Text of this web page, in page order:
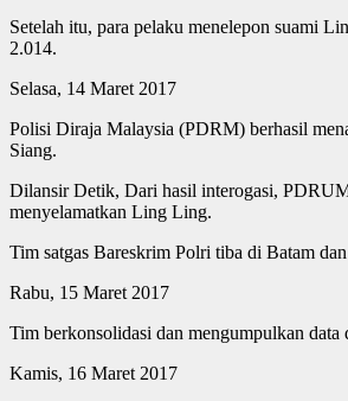
Setelah itu, para pelaku menelepon suami
2.014.
Selasa, 14 Maret 2017
Polisi Diraja Malaysia (PDRM) berhasil
Siang.
Dilansir Detik, Dari hasil interogasi,
menyelamatkan Ling Ling.
Tim satgas Bareskrim Polri tiba di Batam
Rabu, 15 Maret 2017
Tim berkonsolidasi dan mengumpulkan data
Kamis, 16 Maret 2017